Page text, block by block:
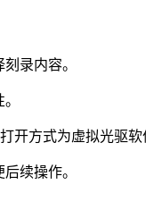
录内容。
开方式为虚拟光驱软
续操作。